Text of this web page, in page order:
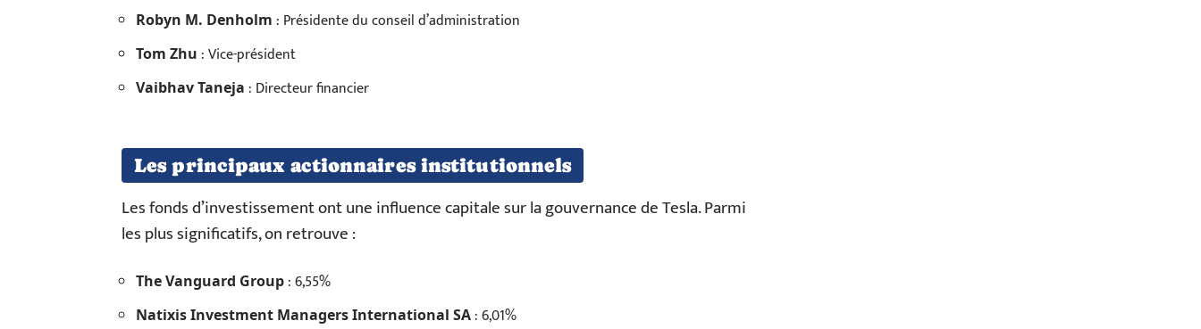
Robyn M. Denholm : Présidente du conseil d’administration
Tom Zhu : Vice-président
Vaibhav Taneja : Directeur financier
Les principaux actionnaires institutionnels
Les fonds d’investissement ont une influence capitale sur la gouvernance de Tesla. Parmi
les plus significatifs, on retrouve :
The Vanguard Group : 6,55%
Natixis Investment Managers International SA : 6,01%